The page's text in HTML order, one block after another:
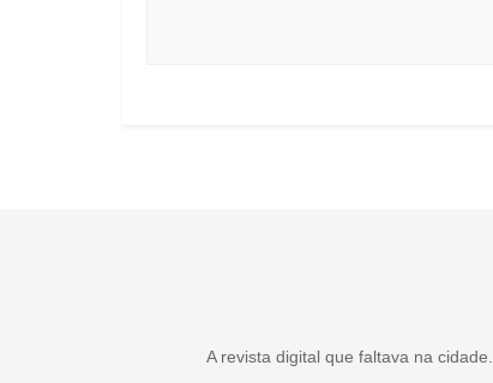
A revista digital que faltava na cidade.